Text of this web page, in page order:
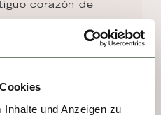
und Anzeigen zu
corazón de
sus palacios
de su catedral y
Aquí resonaron
históricas invitan